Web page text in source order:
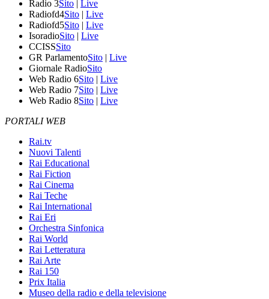
Radio 3Sito | Live
Radiofd4Sito | Live
Radiofd5Sito | Live
IsoradioSito | Live
CCISSSito
GR ParlamentoSito | Live
Giornale RadioSito
Web Radio 6Sito | Live
Web Radio 7Sito | Live
Web Radio 8Sito | Live
PORTALI WEB
Rai.tv
Nuovi Talenti
Rai Educational
Rai Fiction
Rai Cinema
Rai Teche
Rai International
Rai Eri
Orchestra Sinfonica
Rai World
Rai Letteratura
Rai Arte
Rai 150
Prix Italia
Museo della radio e della televisione